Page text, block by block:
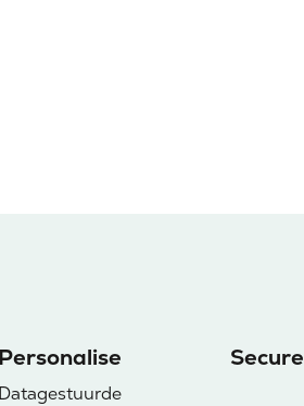
Personalise
Datagestuurde
Secure